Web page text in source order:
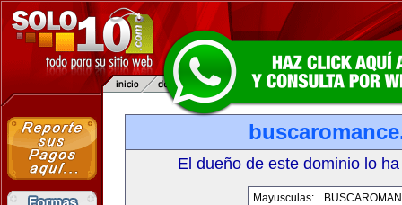
El dueño de este dominio lo
Mayusculas: